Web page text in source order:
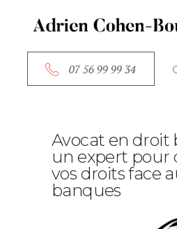
07 56 99 99 34
ACCUEIL
SERVICES
CONTACT
Avocat en droit
un expert pour
vos droits face
banques